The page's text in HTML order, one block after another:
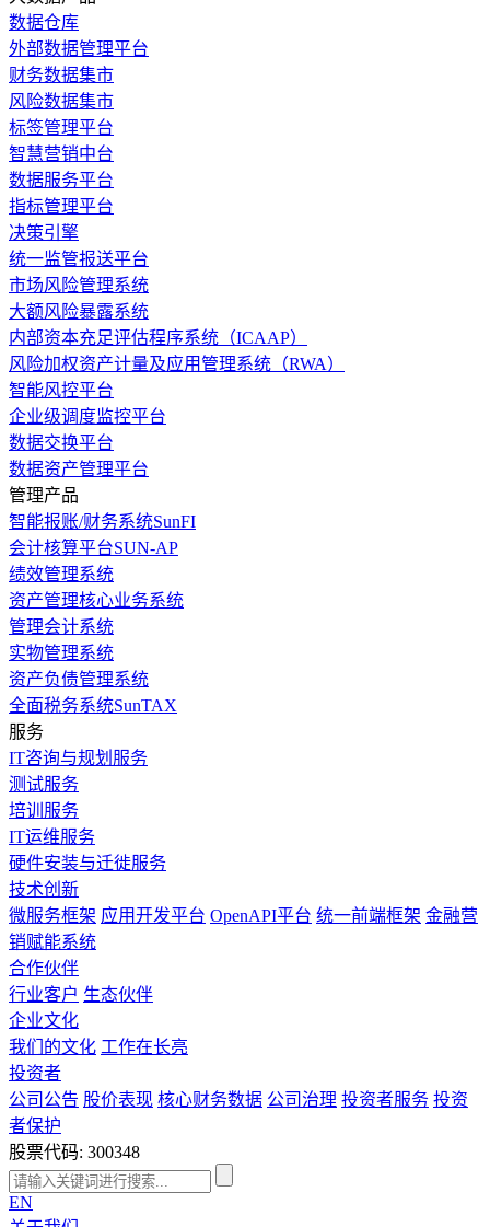
数据仓库
外部数据管理平台
财务数据集市
风险数据集市
标签管理平台
智慧营销中台
数据服务平台
指标管理平台
决策引擎
统一监管报送平台
市场风险管理系统
大额风险暴露系统
内部资本充足评估程序系统（ICAAP）
风险加权资产计量及应用管理系统（RWA）
智能风控平台
企业级调度监控平台
数据交换平台
数据资产管理平台
管理产品
智能报账/财务系统SunFI
会计核算平台SUN-AP
绩效管理系统
资产管理核心业务系统
管理会计系统
实物管理系统
资产负债管理系统
全面税务系统SunTAX
服务
IT咨询与规划服务
测试服务
培训服务
IT运维服务
硬件安装与迁徙服务
技术创新
微服务框架 应用开发平台 OpenAPI平台 统一前端框架 金融营
销赋能系统
合作伙伴
行业客户 生态伙伴
企业文化
我们的文化 工作在长亮
投资者
公司公告 股价表现 核心财务数据 公司治理 投资者服务 投资
者保护
股票代码: 300348
EN